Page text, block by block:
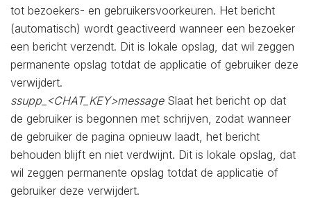
tot bezoekers- en gebruikersvoorkeuren. Het bericht
(automatisch) wordt geactiveerd wanneer een bezoeker
een bericht verzendt. Dit is lokale opslag, dat wil zeggen
permanente opslag totdat de applicatie of gebruiker deze
verwijdert.
ssupp_<CHAT_KEY>messageSlaat het bericht op dat
de gebruiker is begonnen met schrijven, zodat wanneer
de gebruiker de pagina opnieuw laadt, het bericht
behouden blijft en niet verdwijnt. Dit is lokale opslag, dat
wil zeggen permanente opslag totdat de applicatie of
gebruiker deze verwijdert.